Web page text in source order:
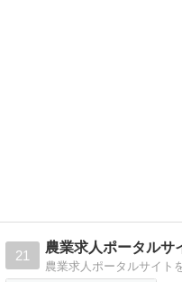
21
農業求人ポータルサ